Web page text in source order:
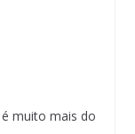
muito mais do